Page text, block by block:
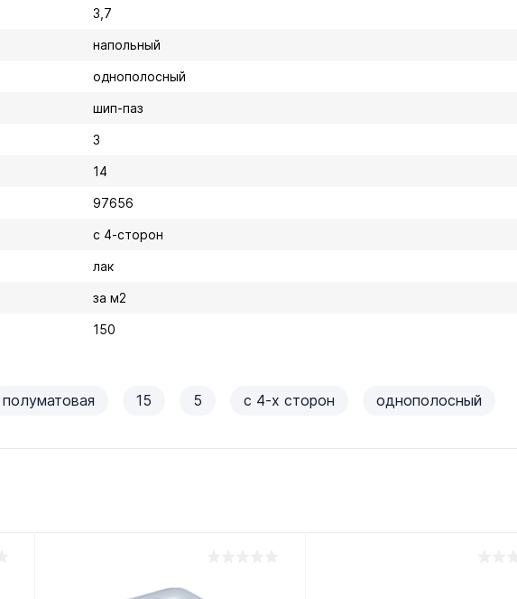
3,7
напольный
однополосный
шип-паз
3
14
97656
с 4-сторон
лак
за м2
150
полуматовая 15 5 с 4-х сторон однополосный